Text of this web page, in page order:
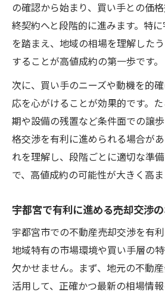
の確認から始まり、買い手との価
終契約へと段階的に進みます。特
を踏まえ、地域の相場を理解した
することが高値成約の第一歩です。
次に、買い手のニーズや動機を的
応を心がけることが効果的です。
期や設備の残置など条件面での譲
格交渉を有利に進められる場合が
れを理解し、段階ごとに適切な準
で、高値成約の可能性が大きく高ま
宇都宮で有利に進める売却交渉
宇都宮市での不動産売却交渉を有
地域特有の市場環境や買い手層の
欠かせません。まず、地元の不動
活用して、正確かつ最新の相場情